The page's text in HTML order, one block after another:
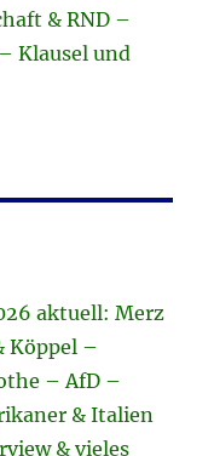
& RND –
Klausel und
aktuell: Merz
Köppel –
– AfD –
& Italien
& vieles